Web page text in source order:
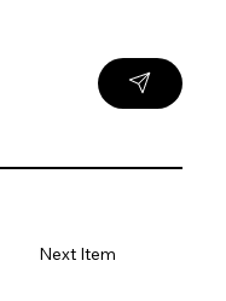
Next Item